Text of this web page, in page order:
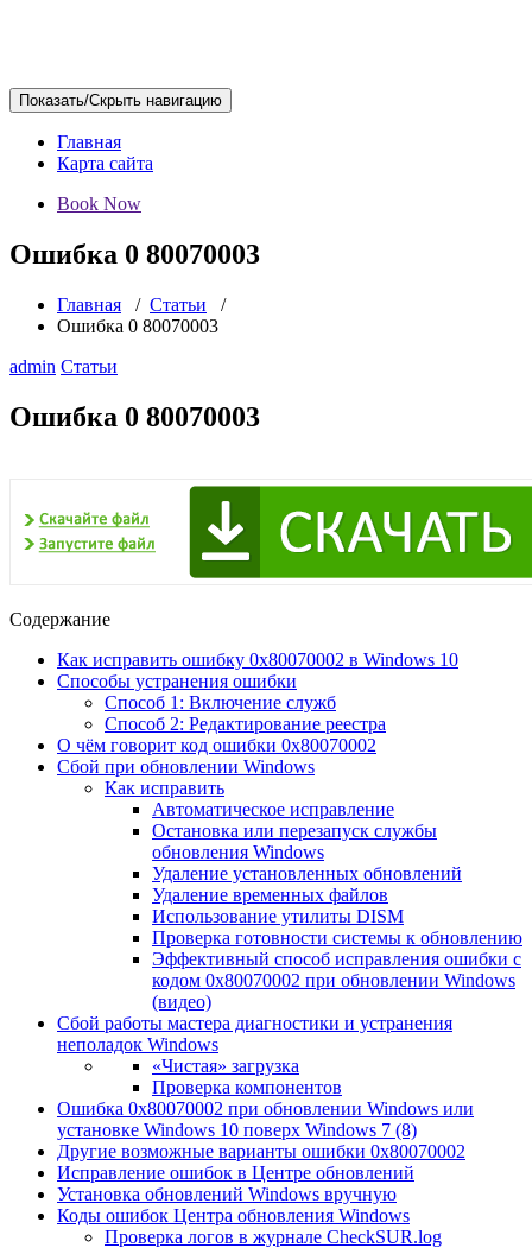
Показать/Скрыть навигацию
Главная
Карта сайта
Book Now
Ошибка 0 80070003
Главная / Статьи /
Ошибка 0 80070003
admin Статьи
Ошибка 0 80070003
Содержание
Как исправить ошибку 0x80070002 в Windows 10
Способы устранения ошибки
Способ 1: Включение служб
Способ 2: Редактирование реестра
О чём говорит код ошибки 0x80070002
Сбой при обновлении Windows
Как исправить
Автоматическое исправление
Остановка или перезапуск службы
обновления Windows
Удаление установленных обновлений
Удаление временных файлов
Использование утилиты DISM
Проверка готовности системы к обновлению
Эффективный способ исправления ошибки с
кодом 0x80070002 при обновлении Windows
(видео)
Сбой работы мастера диагностики и устранения
неполадок Windows
«Чистая» загрузка
Проверка компонентов
Ошибка 0x80070002 при обновлении Windows или
установке Windows 10 поверх Windows 7 (8)
Другие возможные варианты ошибки 0x80070002
Исправление ошибок в Центре обновлений
Установка обновлений Windows вручную
Коды ошибок Центра обновления Windows
Проверка логов в журнале CheckSUR.log